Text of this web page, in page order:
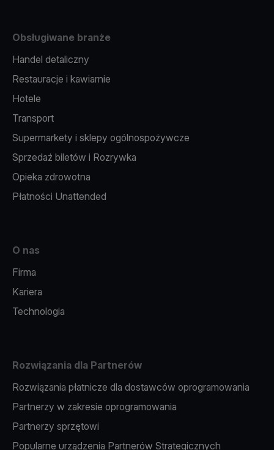
Obsługiwane branże
Handel detaliczny
Restauracje i kawiarnie
Hotele
Transport
Supermarkety i sklepy ogólnospożywcze
Sprzedaż biletów i Rozrywka
Opieka zdrowotna
Płatności Unattended
O nas
Firma
Kariera
Technologia
Rozwiązania dla Partnerów
Rozwiązania płatnicze dla dostawców oprogramowania
Partnerzy w zakresie oprogramowania
Partnerzy sprzętowi
Popularne urządzenia Partnerów Strategicznych